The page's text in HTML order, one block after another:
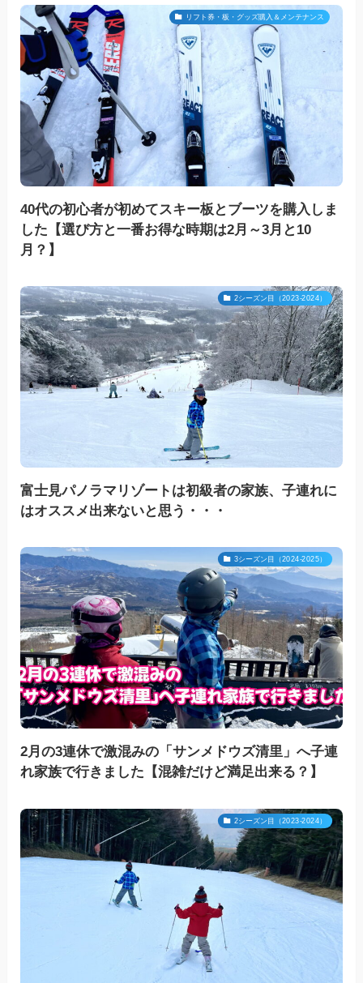
リフト券・板・グッズ購入＆メンテナンス
40代の初心者が初めてスキー板とブーツを購入しま
した【選び方と一番お得な時期は2月～3月と10
月？】
2シーズン目（2023-2024）
富士見パノラマリゾートは初級者の家族、子連れに
はオススメ出来ないと思う・・・
3シーズン目（2024-2025）
2月の3連休で激混みの「サンメドウズ清里」へ子連
れ家族で行きました【混雑だけど満足出来る？】
2シーズン目（2023-2024）